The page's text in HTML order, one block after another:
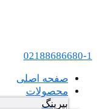
02188686680-1
صفحه اصلی
محصولات
بیرینگ